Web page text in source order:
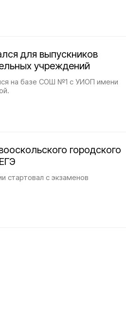
для выпускников
учреждений
на базе СОШ №1 с УИОП имени
городского
стартовал с экзаменов